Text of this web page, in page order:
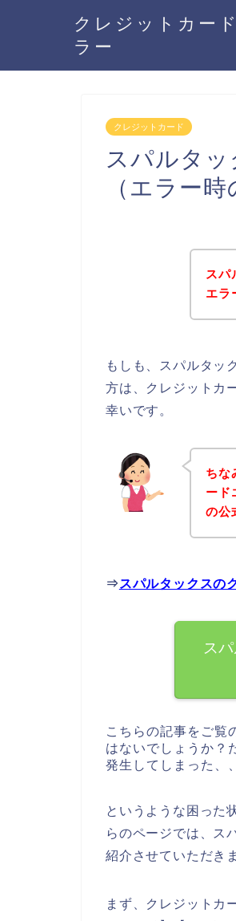
クレジットカー
ラー
クレジットカード
スパルタ
（エラー時
スパ
エラ
もしも、スパルタッ
方は、クレジットカ
幸いです。
ちな
ード
の公
⇒ スパルタックスの
ス
こちらの記事をご覧
はないでしょうか？
発生してしまった、
というような困った
らのページでは、ス
紹介させていただき
まず、クレジットカ